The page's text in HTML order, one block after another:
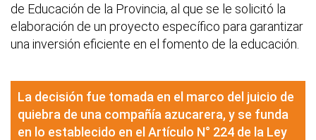
de Educación de la Provincia, al que se le solicitó la
elaboración de un proyecto específico para garantizar
una inversión eficiente en el fomento de la educación.
La decisión fue tomada en el marco del juicio de
quiebra de una compañía azucarera, y se funda
en lo establecido en el Artículo N° 224 de la Ley